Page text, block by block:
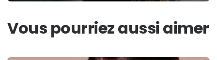
Vous pourriez aussi aimer